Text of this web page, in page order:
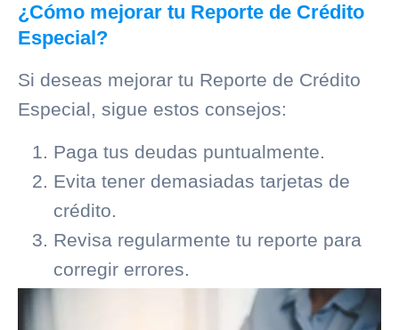
¿Cómo mejorar tu Reporte de Crédito
Especial?
Si deseas mejorar tu Reporte de Crédito
Especial, sigue estos consejos:
Paga tus deudas puntualmente.
Evita tener demasiadas tarjetas de
crédito.
Revisa regularmente tu reporte para
corregir errores.